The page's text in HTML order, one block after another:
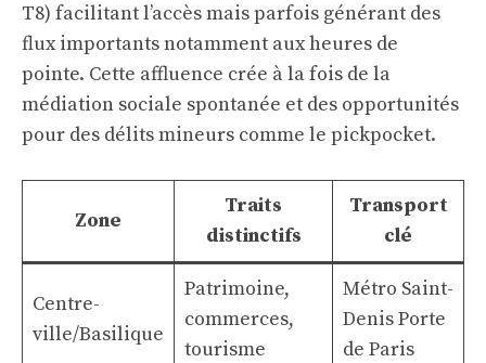
T8) facilitant l’accès mais parfois générant des
flux importants notamment aux heures de
pointe. Cette affluence crée à la fois de la
médiation sociale spontanée et des opportunités
pour des délits mineurs comme le pickpocket.
Zone
Traits
distinctifs
Transport
clé
Centre-
ville/Basilique
Patrimoine,
commerces,
tourisme
Métro Saint-
Denis Porte
de Paris